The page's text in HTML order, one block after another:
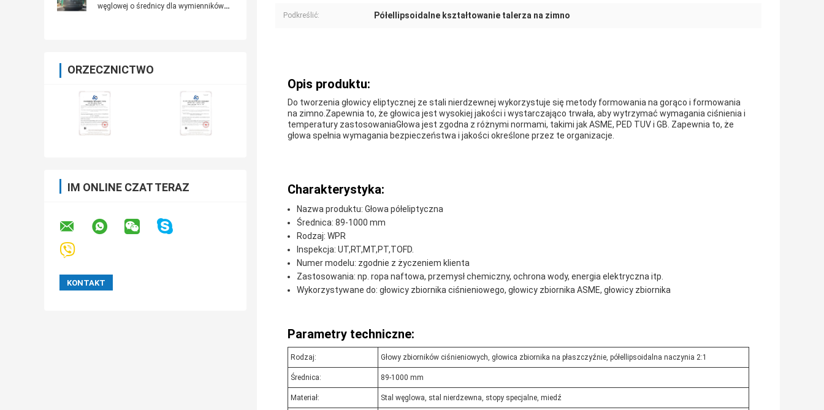
węglowej o średnicy dla wymienników
ORZECZNICTWO
IM ONLINE CZAT TERAZ
Podkreślić: Półellipsoidalne kształtowanie talerza na zimno
Opis produktu:
Do tworzenia głowicy eliptycznej ze stali nierdzewnej wykorzystuje się metody formowania na gorąco i formowania
na zimno.Zapewnia to, że głowica jest wysokiej jakości i wystarczająco trwała, aby wytrzymać wymagania ciśnienia i
temperatury zastosowaniaGłowa jest zgodna z różnymi normami, takimi jak ASME, PED TUV i GB. Zapewnia to, że
głowa spełnia wymagania bezpieczeństwa i jakości określone przez te organizacje.
Charakterystyka:
Nazwa produktu: Głowa półeliptyczna
Średnica: 89-1000 mm
Rodzaj: WPR
Inspekcja: UT,RT,MT,PT,TOFD.
Numer modelu: zgodnie z życzeniem klienta
Zastosowania: np. ropa naftowa, przemysł chemiczny, ochrona wody, energia elektryczna itp.
Wykorzystywane do: głowicy zbiornika ciśnieniowego, głowicy zbiornika ASME, głowicy zbiornika
Parametry techniczne:
Rodzaj: Głowy zbiorników ciśnieniowych, głowica zbiornika na płaszczyźnie, półellipsoidalna naczynia 2:1
Średnica: 89-1000 mm
Materiał: Stal węglowa, stal nierdzewna, stopy specjalne, miedź